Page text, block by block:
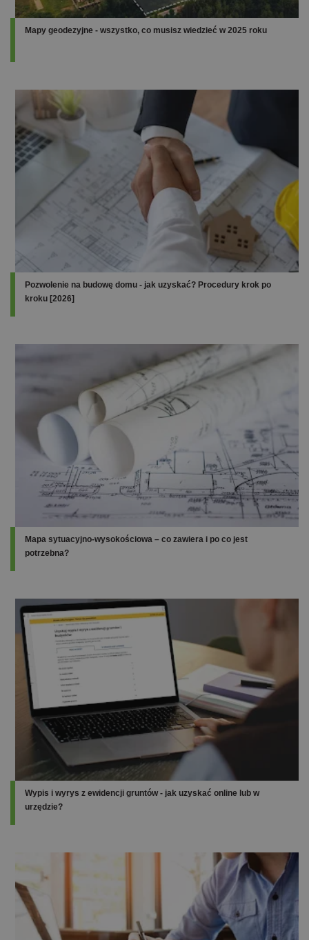
Mapy geodezyjne - wszystko, co musisz wiedzieć w 2025 roku
Pozwolenie na budowę domu - jak uzyskać? Procedury krok po
kroku [2026]
Mapa sytuacyjno-wysokościowa – co zawiera i po co jest
potrzebna?
Wypis i wyrys z ewidencji gruntów - jak uzyskać online lub w
urzędzie?